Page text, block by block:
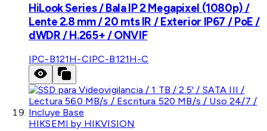
HiLook Series / Bala IP 2 Megapixel (1080p) /
Lente 2.8 mm / 20 mts IR / Exterior IP67 / PoE /
dWDR / H.265+ / ONVIF
IPC-B121H-CIPC-B121H-C
HIKSEMI by HIKVISION